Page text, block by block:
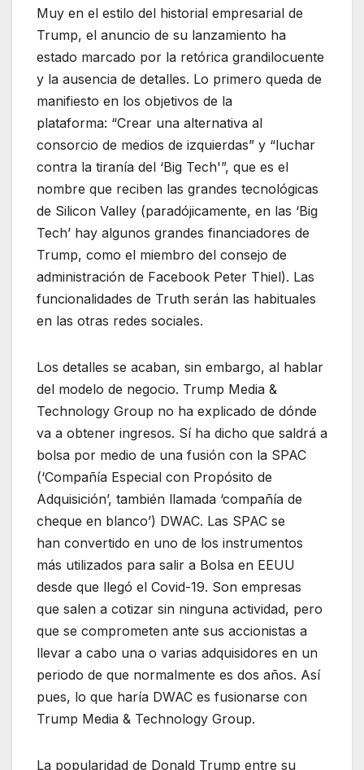
Muy en el estilo del historial empresarial de
Trump, el anuncio de su lanzamiento ha
estado marcado por la retórica grandilocuente
y la ausencia de detalles. Lo primero queda de
manifiesto en los objetivos de la
plataforma: “Crear una alternativa al
consorcio de medios de izquierdas” y “luchar
contra la tiranía del ‘Big Tech'”, que es el
nombre que reciben las grandes tecnológicas
de Silicon Valley (paradójicamente, en las ‘Big
Tech’ hay algunos grandes financiadores de
Trump, como el miembro del consejo de
administración de Facebook Peter Thiel). Las
funcionalidades de Truth serán las habituales
en las otras redes sociales.
Los detalles se acaban, sin embargo, al hablar
del modelo de negocio. Trump Media &
Technology Group no ha explicado de dónde
va a obtener ingresos. Sí ha dicho que saldrá a
bolsa por medio de una fusión con la SPAC
(‘Compañía Especial con Propósito de
Adquisición’, también llamada ‘compañía de
cheque en blanco’) DWAC. Las SPAC se
han convertido en uno de los instrumentos
más utilizados para salir a Bolsa en EEUU
desde que llegó el Covid-19. Son empresas
que salen a cotizar sin ninguna actividad, pero
que se comprometen ante sus accionistas a
llevar a cabo una o varias adquisidores en un
periodo de que normalmente es dos años. Así
pues, lo que haría DWAC es fusionarse con
Trump Media & Technology Group.
La popularidad de Donald Trump entre su